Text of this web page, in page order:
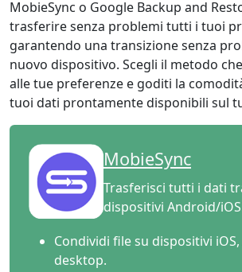
MobieSync o Google Backup and
trasferire senza problemi tutti i tuoi
garantendo una transizione senza
nuovo dispositivo. Scegli il metodo
alle tue preferenze e goditi la
tuoi dati prontamente disponibili sul
MobieSync
Trasferisci tutti i dati
dispositivi Android/
Condividi file su dispositivi
desktop.